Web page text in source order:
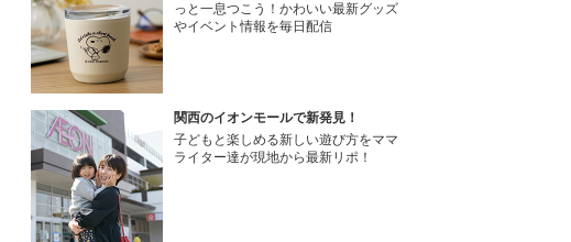
っと一息つこう！かわいい最新グッズ
やイベント情報を毎日配信
関西のイオンモールで新発見！
子どもと楽しめる新しい遊び方をママ
ライター達が現地から最新リポ！